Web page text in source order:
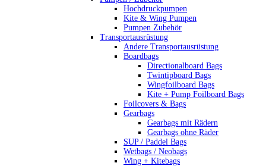
Hochdruckpumpen
Kite & Wing Pumpen
Pumpen Zubehör
Transportausrüstung
Andere Transportausrüstung
Boardbags
Directionalboard Bags
Twintipboard Bags
Wingfoilboard Bags
Kite + Pump Foilboard Bags
Foilcovers & Bags
Gearbags
Gearbags mit Rädern
Gearbags ohne Räder
SUP / Paddel Bags
Wetbags / Neobags
Wing + Kitebags